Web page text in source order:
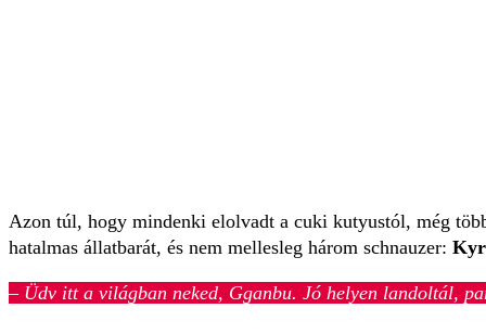
Azon túl, hogy mindenki elolvadt a cuki kutyustól, még
hatalmas állatbarát, és nem mellesleg három schnauzer:
– Üdv itt a világban neked, Gganbu. Jó helyen landoltál,